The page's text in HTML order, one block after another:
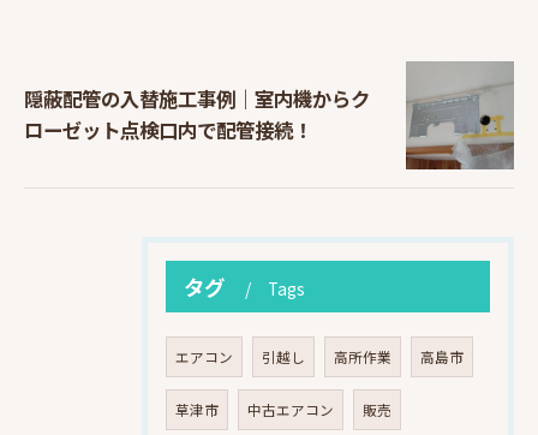
隠蔽配管の入替施工事例｜室内機からク
ローゼット点検口内で配管接続！
タグ Tags
エアコン 引越し 高所作業 高島市
草津市 中古エアコン 販売